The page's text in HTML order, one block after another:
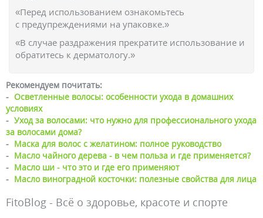
«Перед использованием ознакомьтесь
с предупреждениями на упаковке.»
«В случае раздражения прекратите использование и
обратитесь к дерматологу.»
Рекомендуем почитать:
- Осветленные волосы: особенности ухода в домашних
условиях
- Уход за волосами: что нужно для профессионального ухода
за волосами дома?
- Маска для волос с желатином: полное руководство
- Масло чайного дерева - в чем польза и где применяется?
- Масло ши - что это и где его применяют
- Масло виноградной косточки: полезные свойства для лица
FitoBlog - Всё о здоровье, красоте и спорте